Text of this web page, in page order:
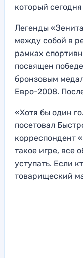
который
Легенды
между собой в
рамках
посвящен
бронзовым
Евро-2008.
«Хотя бы один
посетовал
корреспондент
такое игре, все
уступать. Если
товарищеский